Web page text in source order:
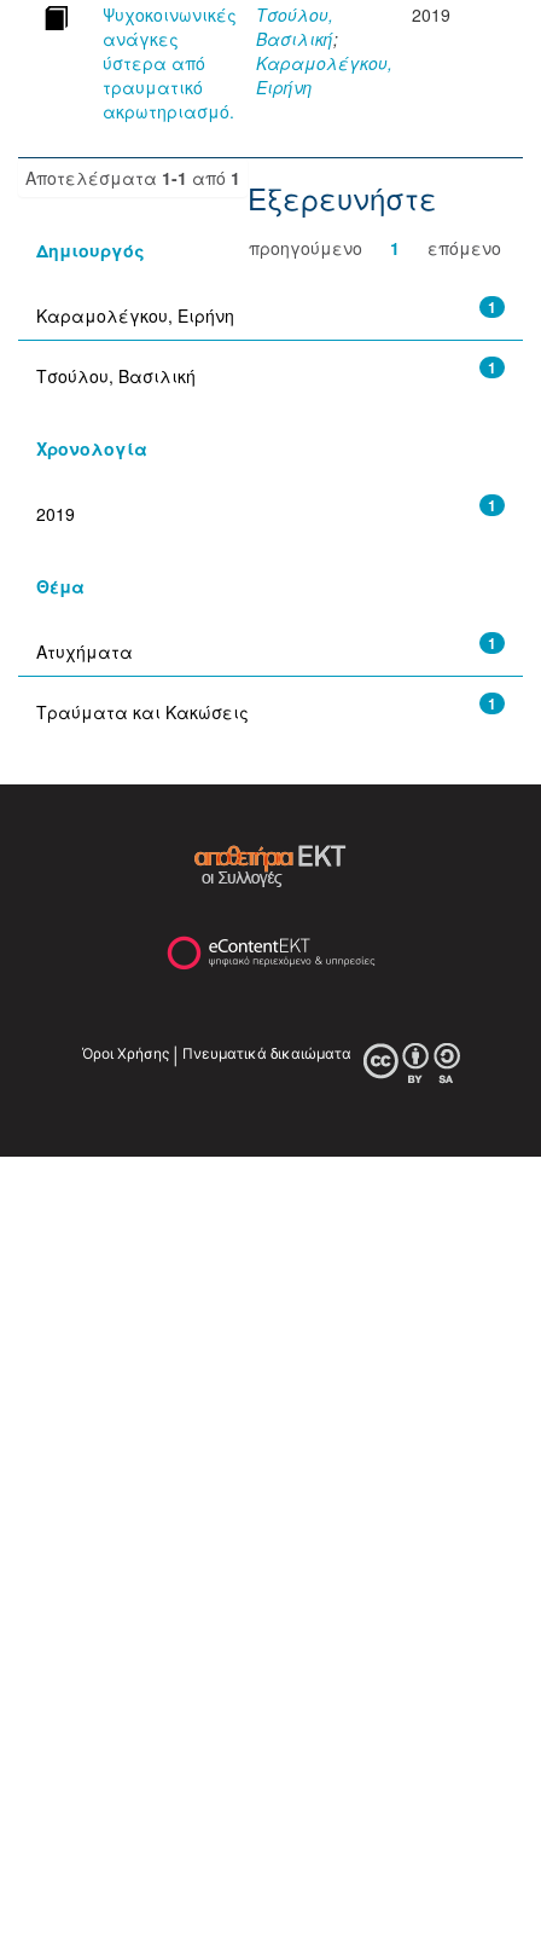
Ψυχοκοινωνικές
ανάγκες
ύστερα από
τραυματικό
ακρωτηριασμό.
Τσούλου,
Βασιλική;
Καραμολέγκου,
Ειρήνη
2019
Αποτελέσματα 1-1 από 1
προηγούμενο 1 επόμενο
Εξερευνήστε
Δημιουργός
1
Καραμολέγκου, Ειρήνη
1
Τσούλου, Βασιλική
Χρονολογία
1
2019
Θέμα
1
Ατυχήματα
1
Τραύματα και Κακώσεις